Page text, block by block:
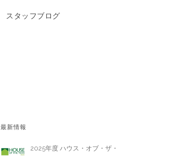
スタッフブログ
最新情報
2025年度 ハウス・オブ・ザ・